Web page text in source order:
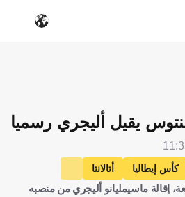
يقيل أليجري رسميا
كأس إيطاليا
أتالانتا
ماسيميليانو أليجري
الإنتقالات
إقالة ماسيمليانو أليجري من منصبه